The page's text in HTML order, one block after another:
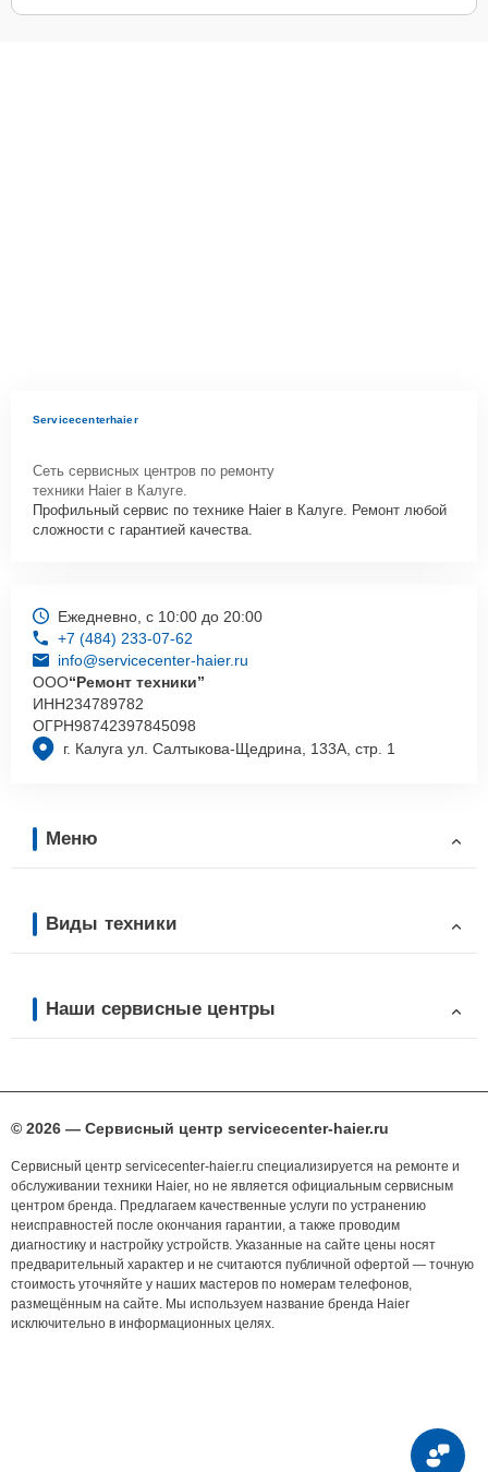
Servicecenterhaier
Сеть сервисных центров по ремонту
техники Haier в Калуге.
Профильный сервис по технике Haier в Калуге. Ремонт любой
сложности с гарантией качества.
г. Калуга ул. Салтыкова-Щедрина, 133А, стр. 1
Ежедневно, с 10:00 до 20:00
+7 (484) 233-07-62
info@servicecenter-haier.ru
ООО“Ремонт техники”
ИНН234789782
ОГРН98742397845098
Меню
Виды техники
Наши сервисные центры
© 2026 — Сервисный центр servicecenter-haier.ru
Сервисный центр servicecenter-haier.ru специализируется на ремонте и
обслуживании техники Haier, но не является официальным сервисным
центром бренда. Предлагаем качественные услуги по устранению
неисправностей после окончания гарантии, а также проводим
диагностику и настройку устройств. Указанные на сайте цены носят
предварительный характер и не считаются публичной офертой — точную
стоимость уточняйте у наших мастеров по номерам телефонов,
размещённым на сайте. Мы используем название бренда Haier
исключительно в информационных целях.